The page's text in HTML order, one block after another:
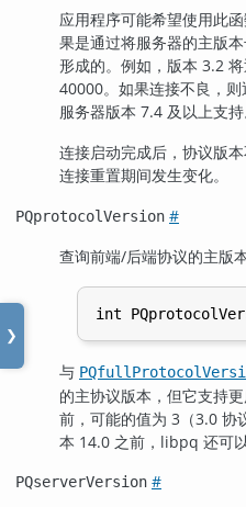
❯
应用程序可能希望使用此
果是通过将服务器的主版
形成的。例如，版本 3.2
40000。如果连接不良，
服务器版本 7.4 及以上支持
连接启动完成后，协议版
连接重置期间发生变化。
PQprotocolVersion #
查询前端/后端协议的主版本
与
的主协议版本，但它支持
前，可能的值为 3（3.0 协
本 14.0 之前，libpq 还可
PQserverVersion #